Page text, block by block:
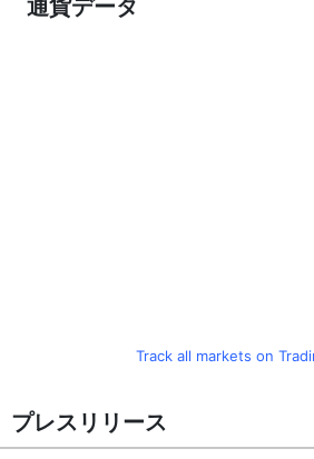
通貨データ
Track all markets on
プレスリリース